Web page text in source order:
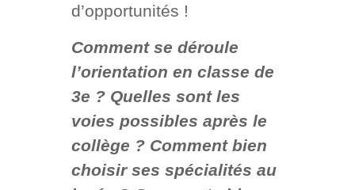
d’opportunités !
Comment se déroule
l’orientation en classe de
3e ? Quelles sont les
voies possibles après le
collège ? Comment bien
choisir ses spécialités au